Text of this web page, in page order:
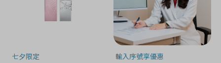
七夕限定 輸入序號享優惠